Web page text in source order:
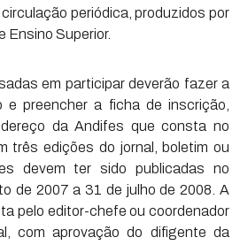
periódica, produzidos por
Ensino Superior.
em participar deverão fazer a
e preencher a ficha de inscrição,
da Andifes que consta no
três edições do jornal, boletim ou
devem ter sido publicadas no
de 2007 a 31 de julho de 2008. A
pelo editor-chefe ou coordenador
com aprovação do difigente da